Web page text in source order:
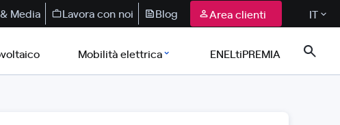
Media Lavora con noi Blog Area clienti IT
Mobilità elettrica ENELtiPREMIA